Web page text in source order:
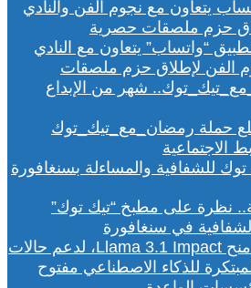
“واتساب” يتعاون مع النادي
الفن لإطلاق حزم ملصقات
حملة رمضان_مع_تيك_توك
الاجتماعية
نظرة على مطبخ “تيك توك”
في سنغافورة